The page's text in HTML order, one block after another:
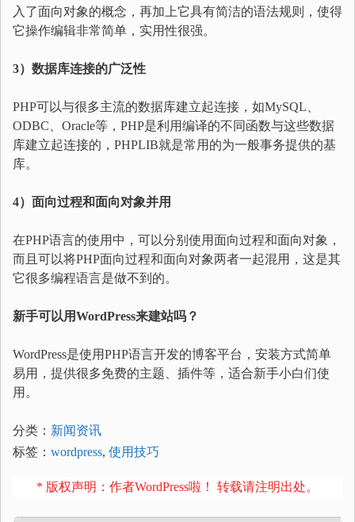
入了面向对象的概念，再加上它具有简洁的语法规则，使得
它操作编辑非常简单，实用性很强。
3）数据库连接的广泛性
PHP可以与很多主流的数据库建立起连接，如MySQL、
ODBC、Oracle等，PHP是利用编译的不同函数与这些数据
库建立起连接的，PHPLIB就是常用的为一般事务提供的基
库。
4）面向过程和面向对象并用
在PHP语言的使用中，可以分别使用面向过程和面向对象，
而且可以将PHP面向过程和面向对象两者一起混用，这是其
它很多编程语言是做不到的。
新手可以用WordPress来建站吗？
WordPress是使用PHP语言开发的博客平台，安装方式简单
易用，提供很多免费的主题、插件等，适合新手小白们使
用。
分类： 新闻资讯
标签： wordpress, 使用技巧
* 版权声明：作者WordPress啦！ 转载请注明出处。